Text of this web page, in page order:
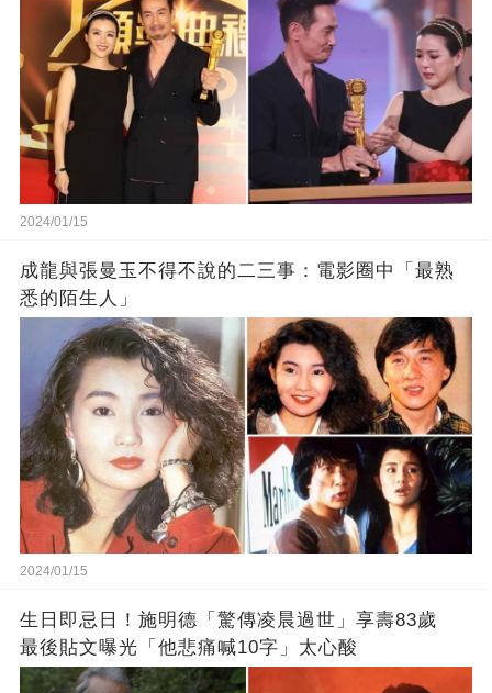
2024/01/15
成龍與張曼玉不得不說的二三事：電影圈中「最熟
悉的陌生人」
2024/01/15
生日即忌日！施明德「驚傳凌晨過世」享壽83歲
最後貼文曝光「他悲痛喊10字」太心酸